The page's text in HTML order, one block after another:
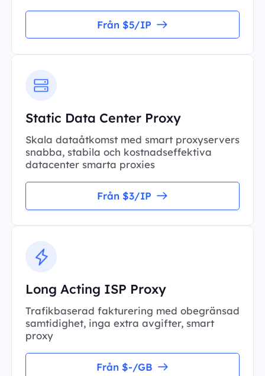
Från $5/IP
Static Data Center Proxy
Skala dataåtkomst med smart proxyservers
snabba, stabila och kostnadseffektiva
datacenter smarta proxies
Från $3/IP
Long Acting ISP Proxy
Trafikbaserad fakturering med obegränsad
samtidighet, inga extra avgifter, smart
proxy
Från $-/GB